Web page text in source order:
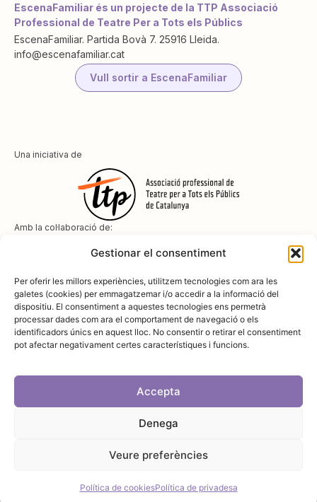
Gestionar el consentiment
Per oferir les millors experiències, utilitzem tecnologies com ara les
galetes (cookies) per emmagatzemar i/o accedir a la informació del
dispositiu. El consentiment a aquestes tecnologies ens permetrà
processar dades com ara el comportament de navegació o els
identificadors únics en aquest lloc. No consentir o retirar el consentiment
pot afectar negativament certes característiques i funcions.
Accepta
Denega
Veure preferències
Política de cookiesPolítica de privadesa
EscenaFamiliar és un projecte de la TTP Associació
Professional de Teatre Per a Tots els Públics
EscenaFamiliar. Partida Bovà 7. 25916 Lleida.
info@escenafamiliar.cat
Vull sortir a EscenaFamiliar
Una iniciativa de
Amb la col·laboració de:
Amb el suport de
Política de privadesa